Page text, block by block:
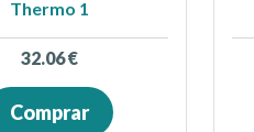
Thermo 1
32.06€
Comprar